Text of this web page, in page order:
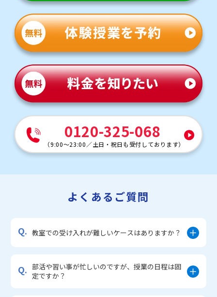
0120-325-068
（9:00～23:00 ／土日・祝日も受付しております）
よくあるご質問
Q. 教室での受け入れが難しいケースはありますか？
Q. 部活や習い事が忙しいのですが、授業の日程は固
定ですか？